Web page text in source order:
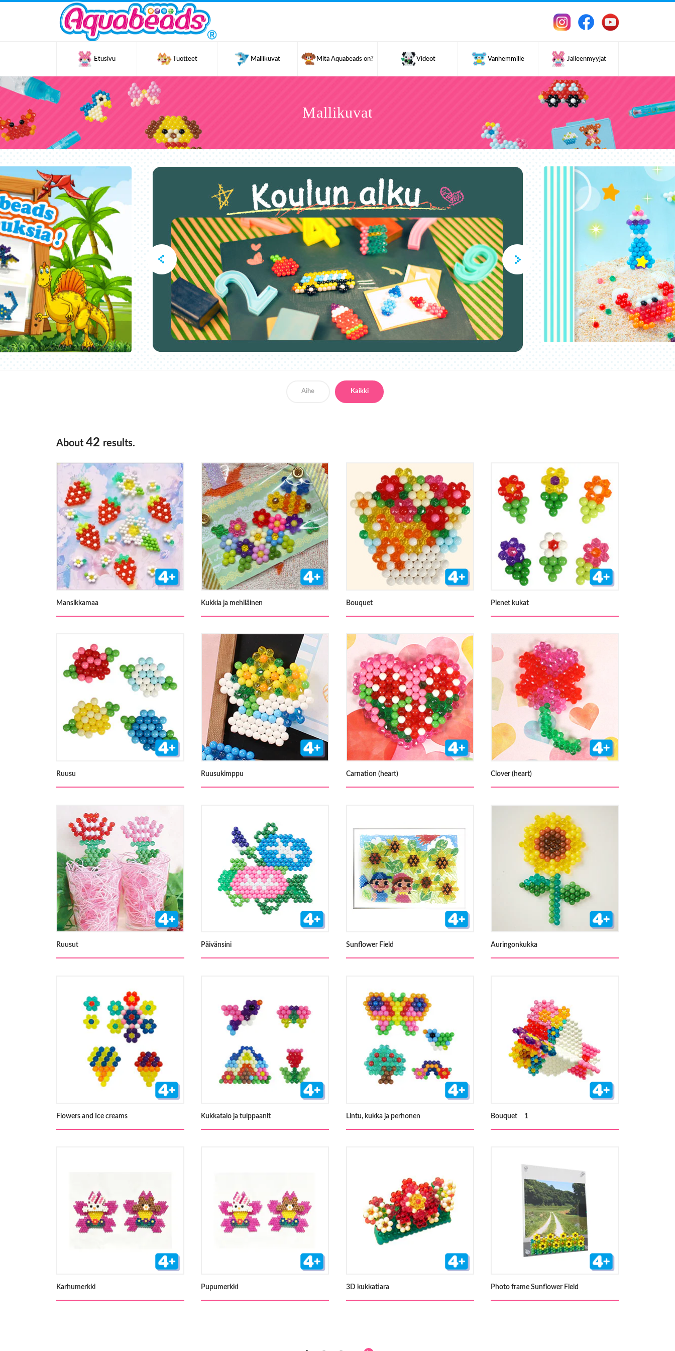
Etusivu Tuotteet Mallikuvat Mitä Aquabeads on? Videot Vanhemmille Jälleenmyyjät
Mallikuvat
Aihe Kaikki
About 42 results.
Mansikkamaa Kukkia ja mehiläinen Bouquet Pienet kukat
Ruusu Ruusukimppu Carnation (heart) Clover (heart)
Ruusut Päivänsini Sunflower Field Auringonkukka
Flowers and Ice creams Kukkatalo ja tulppaanit Lintu, kukka ja perhonen Bouquet 1
Karhumerkki Pupumerkki 3D kukkatiara Photo frame Sunflower Field